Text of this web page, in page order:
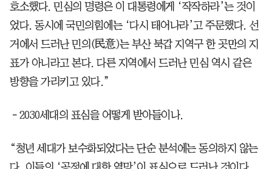
호소했다. 민심의 명령은 이 대통령에게 ‘작작하라’는 것이
었다. 동시에 국민의힘에는 ‘다시 태어나라’고 주문했다. 선
거에서 드러난 민의(民意)는 부산 북갑 지역구 한 곳만의 지
표가 아니라고 본다. 다른 지역에서 드러난 민심 역시 같은
방향을 가리키고 있다.”
－2030세대의 표심을 어떻게 받아들이나.
“청년 세대가 보수화되었다는 단순 분석에는 동의하지 않는